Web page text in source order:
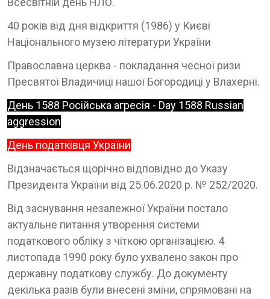
40 років від дня відкриття (1986) у Києві
Національного музею літератури України
Православна церква - покладання чесної ризи
Пресвятої Владичиці нашої Богородиці у Влахерні.
День 1588 Російська агресія - Day 1588 Russian
aggression
День податківця України
Відзначається щорічно відповідно до Указу
Президента України від 25.06.2020 р. № 252/2020.
Від заснування незалежної України постало
актуальне питання утворення системи
податкового обліку з чіткою організацією. 4
листопада 1990 року було ухвалено закон про
державну податкову службу. До документу
декілька разів були внесені зміни, спрямовані на